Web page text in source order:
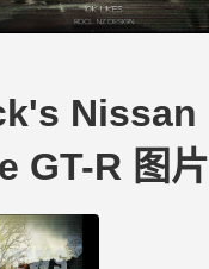
Nissan
GT-R 图片